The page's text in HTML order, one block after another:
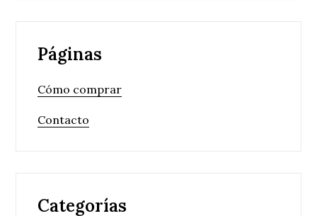
Páginas
Cómo comprar
Contacto
Categorías